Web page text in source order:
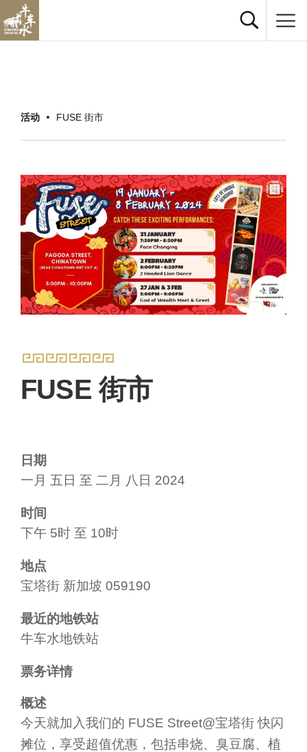
活动 FUSE 街市
FUSE 街市
日期
一月 五日 至 二月 八日 2024
时间
下午 5时 至 10时
地点
宝塔街 新加坡 059190
最近的地铁站
牛车水地铁站
票务详情
概述
今天就加入我们的 FUSE Street@宝塔街 快闪
摊位，享受超值优惠，包括串烧、臭豆腐、植